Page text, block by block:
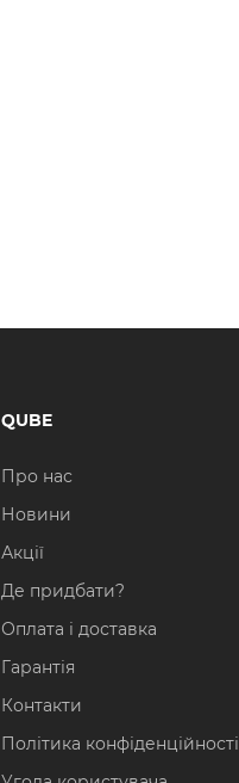
QUBE
Про нас
Новини
Акції
Де придбати?
Оплата і доставка
Гарантія
Контакти
Політика конфіденційності